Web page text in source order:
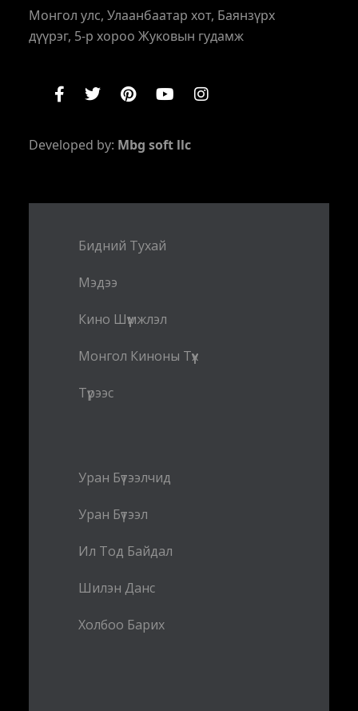
Монгол улс, Улаанбаатар хот, Баянзүрх
дүүрэг, 5-р хороо Жуковын гудамж
Developed by: Mbg soft llc
Бидний Тухай
Мэдээ
Кино Шүүмжлэл
Монгол Киноны Түүх
Түрээс
Уран Бүтээлчид
Уран Бүтээл
Ил Тод Байдал
Шилэн Данс
Холбоо Барих